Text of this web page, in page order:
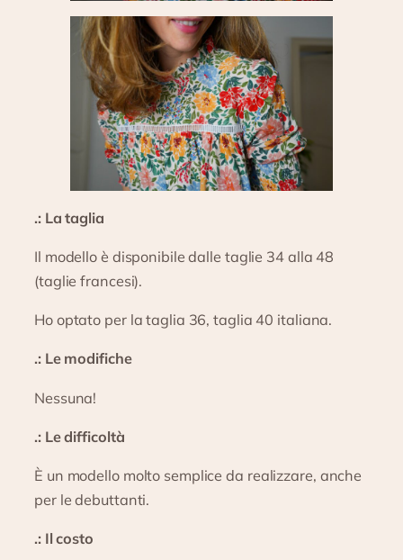
.: La taglia
Il modello è disponibile dalle taglie 34 alla 48
(taglie francesi).
Ho optato per la taglia 36, taglia 40 italiana.
.: Le modifiche
Nessuna!
.: Le difficoltà
È un modello molto semplice da realizzare, anche
per le debuttanti.
.: Il costo